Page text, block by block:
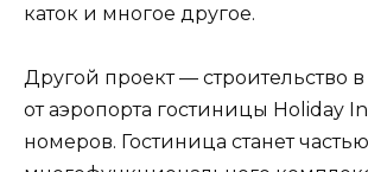
каток и многое другое.
Другой проект — строительство
от аэропорта гостиницы Holiday
номеров. Гостиница станет частью